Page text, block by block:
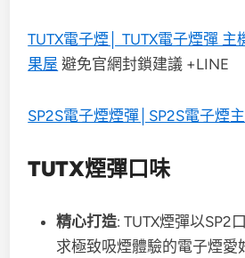
TUTX電子煙│ TUTX電子煙彈
果屋 避免官網封鎖建議 +LINE
SP2S電子煙煙彈│SP2S電子煙
TUTX煙彈口味
精心打造: TUTX煙彈以SP2
求極致吸煙體驗的電子煙愛